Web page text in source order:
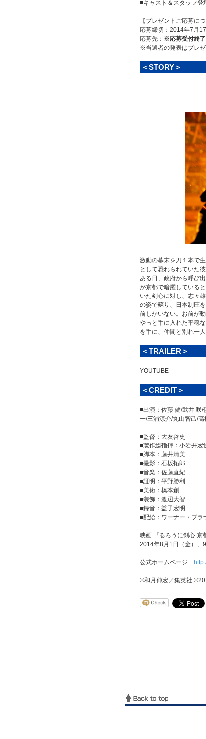
■キャスト＆スタッフ登
【プレゼントご応募につ
応募締切：2014年7月
応募先： ※応募受付終了
※当選者の発表はプレゼ
＜STORY＞
激動の幕末を刀１本で
として恐れられていた
ある日、政府から呼び
が京都で暗躍している
いた剣心に対し、志々
の姿で蘇り、日本制圧
前しかいない。お前が
やっと手に入れた平穏
を手に、仲間と別れ一
＜TRAILER＞
YOUTUBE
＜CREDIT＞
■出演：佐藤 健/武井 咲/
一/三浦涼介/丸山智己/
■監督：大友啓史
■製作総指揮：小岩井宏
■脚本：藤井清美
■撮影：石坂拓郎
■音楽：佐藤直紀
■証明：平野勝利
■美術：橋本創
■装飾：渡辺大智
■録音：益子宏明
■配給：ワーナー・ブラ
映画 『るろうに剣心 京
2014年8月1日（金）、
公式ホームページ
©和月伸宏／集英社